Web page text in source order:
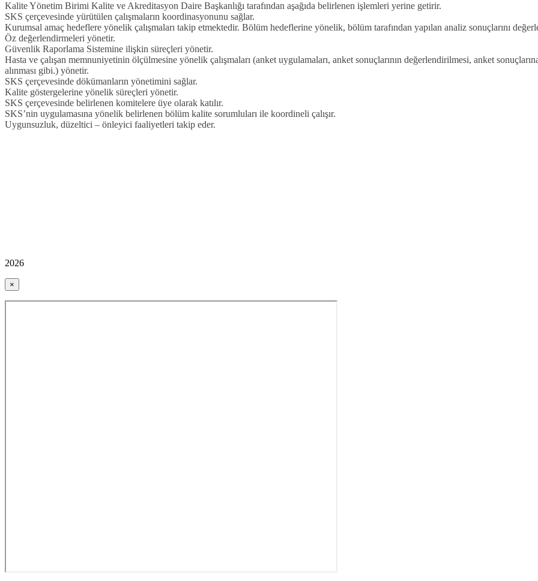
Kalite Yönetim Birimi Kalite ve Akreditasyon Daire Başkanlığı tarafından aşağıda belirlenen işlemleri yerine getirir.
SKS çerçevesinde yürütülen çalışmaların koordinasyonunu sağlar.
Kurumsal amaç hedeflere yönelik çalışmaları takip etmektedir. Bölüm hedeflerine yönelik, bölüm tarafından yapılan analiz sonuçlarını
Öz değerlendirmeleri yönetir.
Güvenlik Raporlama Sistemine ilişkin süreçleri yönetir.
Hasta ve çalışan memnuniyetinin ölçülmesine yönelik çalışmaları (anket uygulamaları, anket sonuçlarının değerlendirilmesi, anket
alınması gibi.) yönetir.
SKS çerçevesinde dökümanların yönetimini sağlar.
Kalite göstergelerine yönelik süreçleri yönetir.
SKS çerçevesinde belirlenen komitelere üye olarak katılır.
SKS’nin uygulamasına yönelik belirlenen bölüm kalite sorumluları ile koordineli çalışır.
Uygunsuzluk, düzeltici – önleyici faaliyetleri takip eder.
2026
×